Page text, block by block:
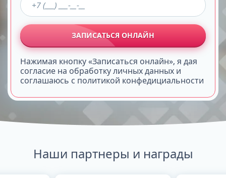
ЗАПИСАТЬСЯ ОНЛАЙН
Нажимая кнопку «Записаться онлайн», я дая
согласие на обработку личных данных и
соглашаюсь с политикой конфедициальности
Наши партнеры и награды